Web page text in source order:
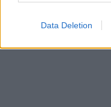
Data Deletion